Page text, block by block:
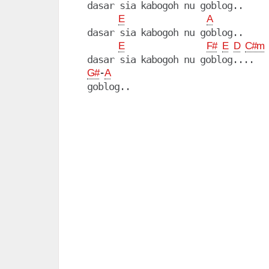
  dasar sia kabogoh nu goblog..
E A
  dasar sia kabogoh nu goblog..
E F# E D C#m
  dasar sia kabogoh nu goblog....
G#-A